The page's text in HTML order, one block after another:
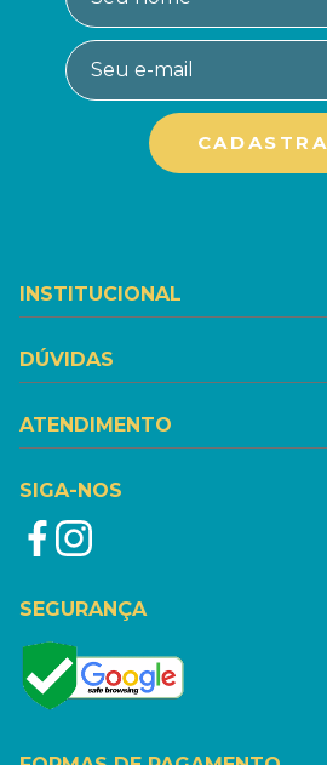
INSTITUCIONAL
DÚVIDAS
ATENDIMENTO
SIGA-NOS
SEGURANÇA